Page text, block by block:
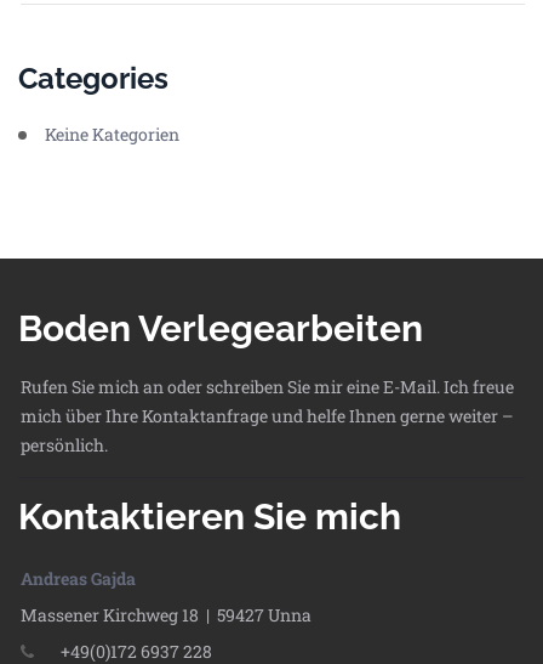
Categories
Keine Kategorien
Boden Verlegearbeiten
Rufen Sie mich an oder schreiben Sie mir eine E-Mail. Ich freue
mich über Ihre Kontaktanfrage und helfe Ihnen gerne weiter –
persönlich.
Kontaktieren Sie mich
Andreas Gajda
Massener Kirchweg 18 | 59427 Unna
+49(0)172 6937 228